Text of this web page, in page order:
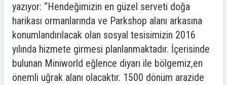
yazıyor: “Hendeğimizin en güzel serveti doğa
harikası ormanlarında ve Parkshop alanı arkasına
konumlandırılacak olan sosyal tesisimizin 2016
yılında hizmete girmesi planlanmaktadır. İçerisinde
bulunan Miniworld eğlence diyarı ile bölgemiz,en
önemli uğrak alanı olacaktır. 1500 dönüm arazide